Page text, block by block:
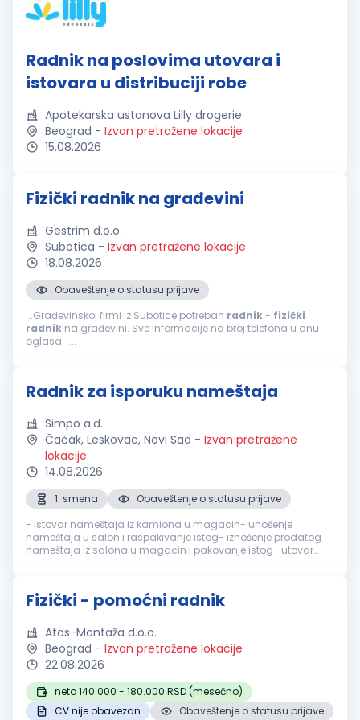
Radnik na poslovima utovara i
istovara u distribuciji robe
Apotekarska ustanova Lilly drogerie
Beograd - Izvan pretražene lokacije
15.08.2026
Fizički radnik na građevini
Gestrim d.o.o.
Subotica - Izvan pretražene lokacije
18.08.2026
Obaveštenje o statusu prijave
...Građevinskoj firmi iz Subotice potreban radnik- fizički
radnik na građevini. Sve informacije na broj telefona u dnu
oglasa. ...
Radnik za isporuku nameštaja
Simpo a.d.
Čačak, Leskovac, Novi Sad - Izvan pretražene
lokacije
14.08.2026
1. smena
Obaveštenje o statusu prijave
- istovar nameštaja iz kamiona u magacin- unošenje
nameštaja u salon i raspakivanje istog- iznošenje prodatog
nameštaja iz salona u magacin i pakovanje istog- utovar
Fizički - pomoćni radnik
Atos-Montaža d.o.o.
Beograd - Izvan pretražene lokacije
22.08.2026
neto 140.000 - 180.000 RSD (mesečno)
CV nije obavezan
Obaveštenje o statusu prijave